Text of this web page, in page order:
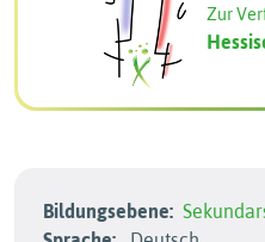
Zur
Bildungsebene: